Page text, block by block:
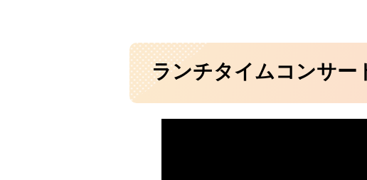
ランチタイムコンサー